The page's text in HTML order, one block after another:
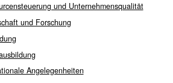
und Unternehmensqualität
und Forschung
Angelegenheiten